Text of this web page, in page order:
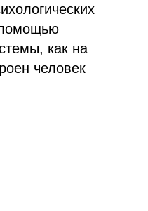
как на
человек